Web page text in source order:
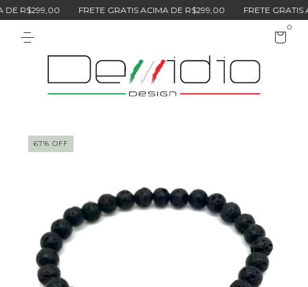
R$299,00 FRETE GRATIS ACIMA DE R$299,00 FRETE GRATIS
0
67% OFF